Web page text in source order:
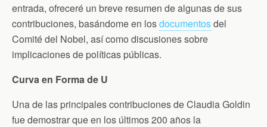
entrada, ofreceré un breve resumen de algunas de sus
contribuciones, basándome en losdocumentosdel
Comité del Nobel, así como discusiones sobre
implicaciones de políticas públicas.
Curva en Forma de U
Una de las principales contribuciones de Claudia Goldin
fue demostrar que en los últimos 200 años la